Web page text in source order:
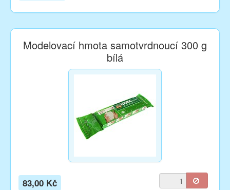
Modelovací hmota samotvrdnoucí 300 g
bílá
83,00 Kč